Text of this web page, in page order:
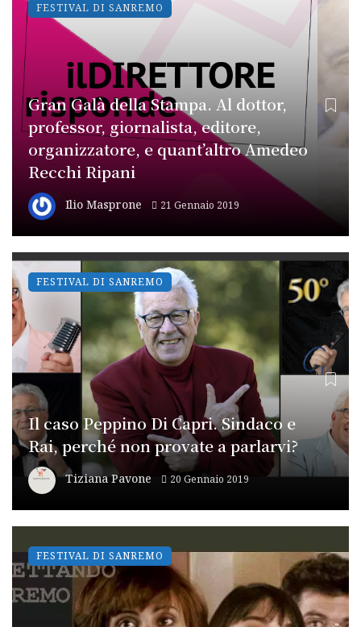
Gran Galà della Stampa. Al dottor,
professor, giornalista, editore,
organizzatore, e quant’altro Amedeo
Recchi Ripani
Ilio Masprone 21 Gennaio 2019
FESTIVAL DI SANREMO
Il caso Peppino Di Capri. Sindaco e
Rai, perché non provate a parlarvi?
Tiziana Pavone 20 Gennaio 2019
FESTIVAL DI SANREMO
FESTIVAL DI SANREMO